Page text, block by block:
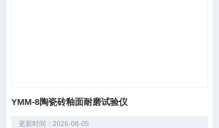
YMM-8陶瓷砖釉面耐磨试验仪
更新时间：2026-08-05